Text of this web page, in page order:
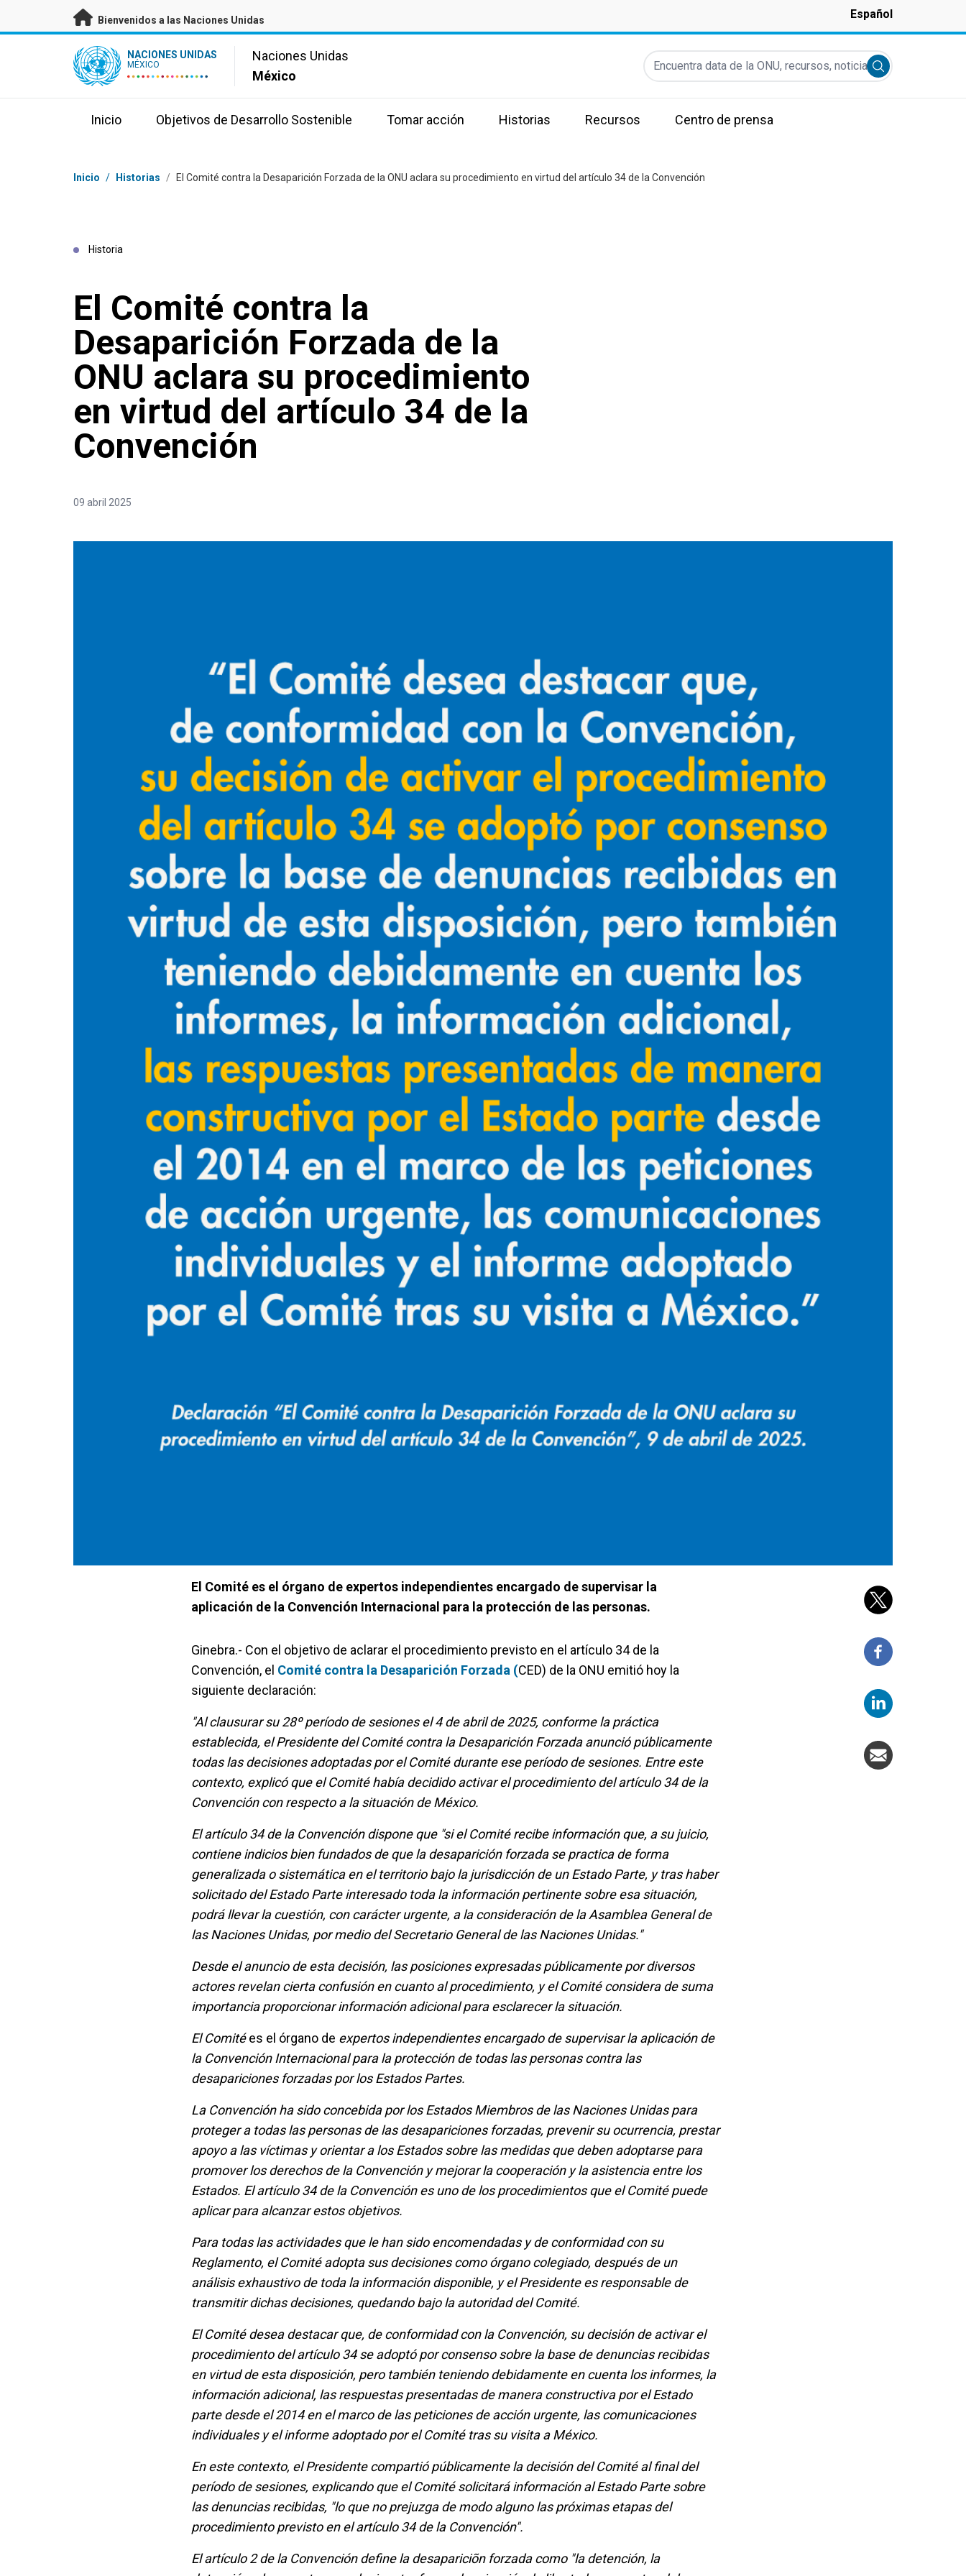
Saltar a contenido principal
Bienvenidos a las Naciones Unidas Español
UN Logo NACIONES UNIDAS
MÉXICO
Naciones Unidas
México
Encuentra data de la ONU, recursos, noticias y más...
Submit search
Inicio Objetivos de Desarrollo Sostenible Tomar acción Historias Recursos Centro de prensa
Coordenadas dentro de la ruta de navegación
Inicio / Historias / El Comité contra la Desaparición Forzada de la ONU aclara su procedimiento en virtud del artículo 34 de la Convención
Historia
El Comité contra la
Desaparición Forzada de la
ONU aclara su procedimiento
en virtud del artículo 34 de la
Convención
09 abril 2025
El Comité es el órgano de expertos independientes encargado de supervisar la
aplicación de la Convención Internacional para la protección de las personas.
Ginebra.- Con el objetivo de aclarar el procedimiento previsto en el artículo 34 de la
Convención, el Comité contra la Desaparición Forzada (CED) de la ONU emitió hoy la
siguiente declaración:
"Al clausurar su 28º período de sesiones el 4 de abril de 2025, conforme la práctica
establecida, el Presidente del Comité contra la Desaparición Forzada anunció públicamente
todas las decisiones adoptadas por el Comité durante ese período de sesiones. Entre este
contexto, explicó que el Comité había decidido activar el procedimiento del artículo 34 de la
Convención con respecto a la situación de México.
El artículo 34 de la Convención dispone que "si el Comité recibe información que, a su juicio,
contiene indicios bien fundados de que la desaparición forzada se practica de forma
generalizada o sistemática en el territorio bajo la jurisdicción de un Estado Parte, y tras haber
solicitado del Estado Parte interesado toda la información pertinente sobre esa situación,
podrá llevar la cuestión, con carácter urgente, a la consideración de la Asamblea General de
las Naciones Unidas, por medio del Secretario General de las Naciones Unidas."
Desde el anuncio de esta decisión, las posiciones expresadas públicamente por diversos
actores revelan cierta confusión en cuanto al procedimiento, y el Comité considera de suma
importancia proporcionar información adicional para esclarecer la situación.
El Comitées el órgano de expertos independientes encargado de supervisar la aplicación de
la Convención Internacional para la protección de todas las personas contra las
desapariciones forzadas por los Estados Partes.
La Convención ha sido concebida por los Estados Miembros de las Naciones Unidas para
proteger a todas las personas de las desapariciones forzadas, prevenir su ocurrencia, prestar
apoyo a las víctimas y orientar a los Estados sobre las medidas que deben adoptarse para
promover los derechos de la Convención y mejorar la cooperación y la asistencia entre los
Estados. El artículo 34 de la Convención es uno de los procedimientos que el Comité puede
aplicar para alcanzar estos objetivos.
Para todas las actividades que le han sido encomendadas y de conformidad con su
Reglamento, el Comité adopta sus decisiones como órgano colegiado, después de un
análisis exhaustivo de toda la información disponible, y el Presidente es responsable de
transmitir dichas decisiones, quedando bajo la autoridad del Comité.
El Comité desea destacar que, de conformidad con la Convención, su decisión de activar el
procedimiento del artículo 34 se adoptó por consenso sobre la base de denuncias recibidas
en virtud de esta disposición, pero también teniendo debidamente en cuenta los informes, la
información adicional, las respuestas presentadas de manera constructiva por el Estado
parte desde el 2014 en el marco de las peticiones de acción urgente, las comunicaciones
individuales y el informe adoptado por el Comité tras su visita a México.
En este contexto, el Presidente compartió públicamente la decisión del Comité al final del
período de sesiones, explicando que el Comité solicitará información al Estado Parte sobre
las denuncias recibidas, "lo que no prejuzga de modo alguno las próximas etapas del
procedimiento previsto en el artículo 34 de la Convención".
El artículo 2 de la Convención define la desapariciõn forzada como "la detención, la